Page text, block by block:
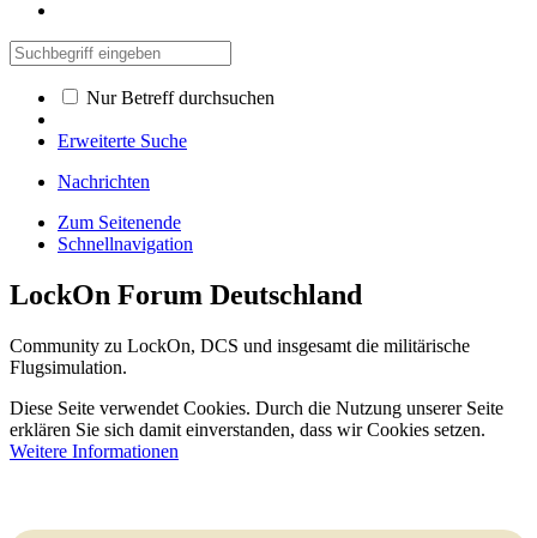
Nur Betreff durchsuchen
Erweiterte Suche
Nachrichten
Zum Seitenende
Schnellnavigation
LockOn Forum Deutschland
Community zu LockOn, DCS und insgesamt die militärische
Flugsimulation.
Diese Seite verwendet Cookies. Durch die Nutzung unserer Seite
erklären Sie sich damit einverstanden, dass wir Cookies setzen.
Weitere Informationen